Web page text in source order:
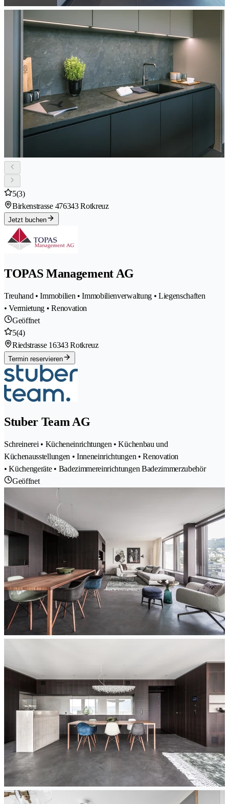
5(3)
Birkenstrasse 476343 Rotkreuz
Jetzt buchen
TOPAS Management AG
Treuhand • Immobilien • Immobilienverwaltung • Liegenschaften
• Vermietung • Renovation
Geöffnet
5(4)
Riedstrasse 16343 Rotkreuz
Termin reservieren
Stuber Team AG
Schreinerei • Kücheneinrichtungen • Küchenbau und
Küchenausstellungen • Inneneinrichtungen • Renovation
• Küchengeräte • Badezimmereinrichtungen Badezimmerzubehör
Geöffnet